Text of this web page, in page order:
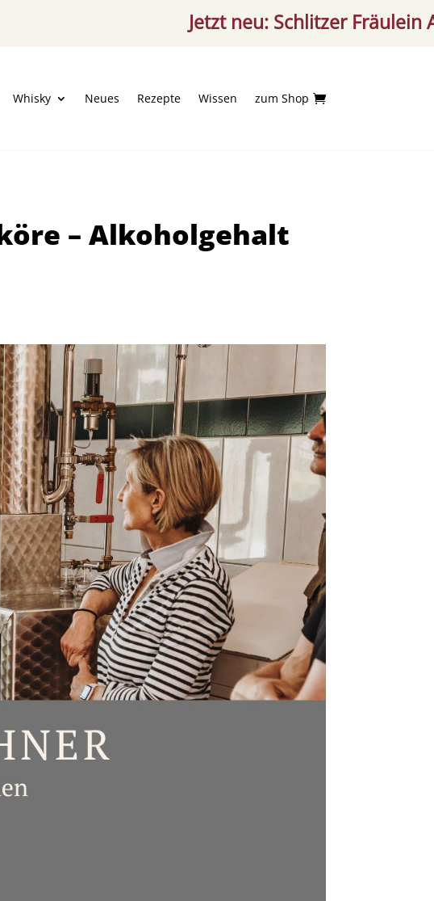
Jetzt neu: Schlitzer Fräulein
Whisky Neues Rezepte Wissen zum Shop 
– Alkoholgehalt